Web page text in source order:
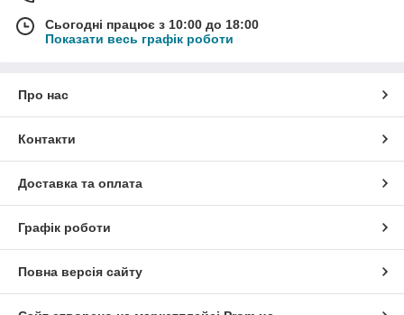
Сьогодні працює з 10:00 до 18:00
Показати весь графік роботи
Про нас
Контакти
Доставка та оплата
Графік роботи
Повна версія сайту